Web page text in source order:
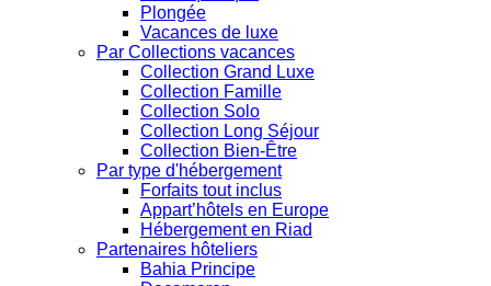
Plongée
Vacances de luxe
Par Collections vacances
Collection Grand Luxe
Collection Famille
Collection Solo
Collection Long Séjour
Collection Bien-Être
Par type d'hébergement
Forfaits tout inclus
Appart’hôtels en Europe
Hébergement en Riad
Partenaires hôteliers
Bahia Principe